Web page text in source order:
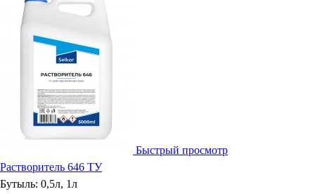
Быстрый просмотр
Растворитель 646 ТУ
Бутыль: 0,5л, 1л